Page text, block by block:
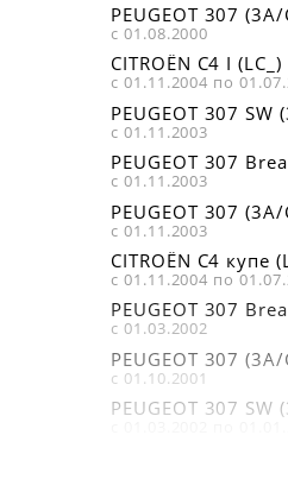
PEUGEOT 307
с 01.08.2000
CITROËN C4 I
с 01.11.2004 по
PEUGEOT 307
с 01.11.2003
PEUGEOT 307
с 01.11.2003
PEUGEOT 307
с 01.11.2003
CITROËN C4 купе
с 01.11.2004 по
PEUGEOT 307
с 01.03.2002
PEUGEOT 307
с 01.10.2001
PEUGEOT 307